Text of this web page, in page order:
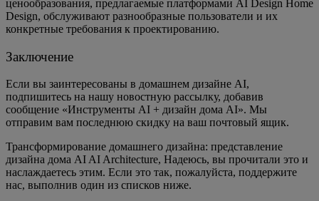
ценообразования, предлагаемые платформами AI Design Home
Design, обслуживают разнообразные пользователи и их
конкретные требования к проектированию.
Заключение
Если вы заинтересованы в домашнем дизайне AI,
подпишитесь на нашу новостную рассылку, добавив
сообщение «Инструменты AI + дизайн дома AI». Мы
отправим вам последнюю скидку на ваш почтовый ящик.
Трансформирование домашнего дизайна: представление
дизайна дома AI AI Architecture, Надеюсь, вы прочитали это и
наслаждаетесь этим. Если это так, пожалуйста, поддержите
нас, выполнив один из списков ниже.